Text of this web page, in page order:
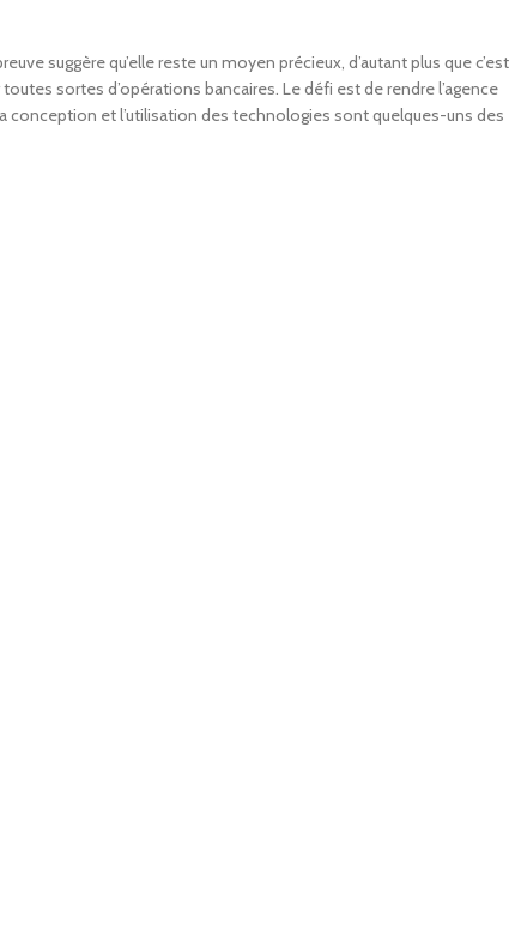
suggère qu’elle reste un moyen précieux, d’autant plus que c’est
sortes d’opérations bancaires. Le défi est de rendre l’agence
conception et l’utilisation des technologies sont quelques-uns des